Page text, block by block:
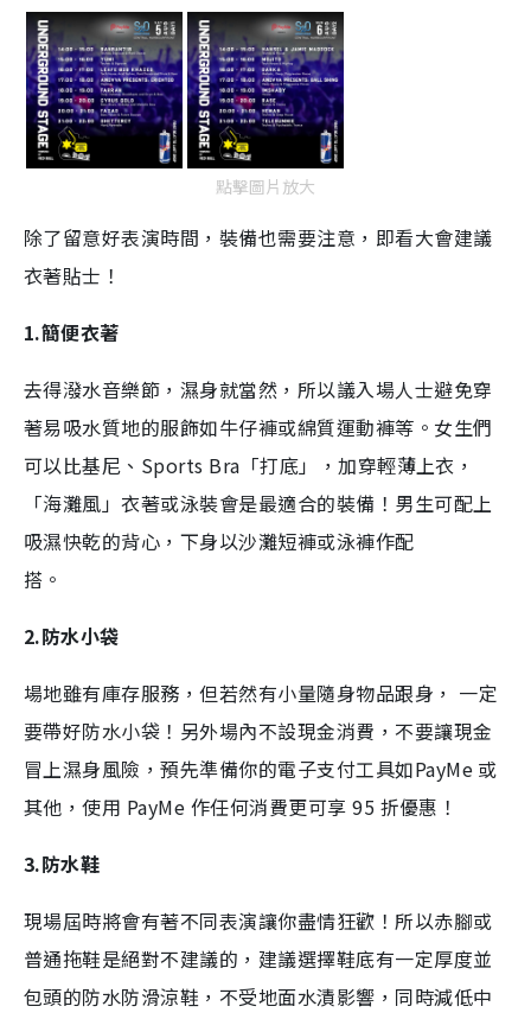
點擊圖片放大
除了留意好表演時間，裝備也需要注意，即看大會建議
衣著貼士！
1.簡便衣著
去得潑水音樂節，濕身就當然，所以議入場人士避免穿
著易吸水質地的服飾如牛仔褲或綿質運動褲等。女生們
可以比基尼、Sports Bra「打底」，加穿輕薄上衣，
「海灘風」衣著或泳裝會是最適合的裝備！男生可配上
吸濕快乾的背心，下身以沙灘短褲或泳褲作配
搭。
2.防水小袋
場地雖有庫存服務，但若然有小量隨身物品跟身， 一定
要帶好防水小袋！另外場內不設現金消費，不要讓現金
冒上濕身風險，預先準備你的電子支付工具如PayMe 或
其他，使用 PayMe 作任何消費更可享 95 折優惠！
3.防水鞋
現場屆時將會有著不同表演讓你盡情狂歡！所以赤腳或
普通拖鞋是絕對不建議的，建議選擇鞋底有一定厚度並
包頭的防水防滑涼鞋，不受地面水漬影響，同時減低中